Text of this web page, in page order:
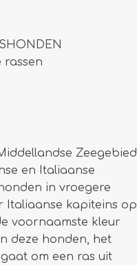
rassen
Zeegebied
en Italiaanse
in vroegere
Italiaanse kapiteins op
voornaamste kleur
deze honden, het
om een ras uit